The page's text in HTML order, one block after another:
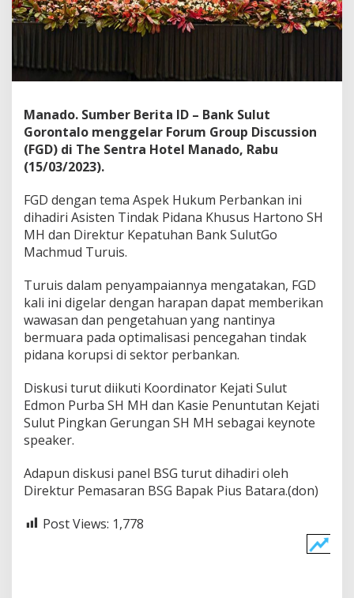
n
d
a
i
a
n
a
K
u
p
s
i
S
e
k
t
o
r
r
b
a
n
Manado. Sumber Berita ID – Bank Sulut
Gorontalo menggelar Forum Group Discussion
(FGD) di The Sentra Hotel Manado, Rabu
(15/03/2023).
FGD dengan tema Aspek Hukum Perbankan ini
dihadiri Asisten Tindak Pidana Khusus Hartono SH
MH dan Direktur Kepatuhan Bank SulutGo
Machmud Turuis.
Turuis dalam penyampaiannya mengatakan, FGD
kali ini digelar dengan harapan dapat memberikan
wawasan dan pengetahuan yang nantinya
bermuara pada optimalisasi pencegahan tindak
pidana korupsi di sektor perbankan.
Diskusi turut diikuti Koordinator Kejati Sulut
Edmon Purba SH MH dan Kasie Penuntutan Kejati
Sulut Pingkan Gerungan SH MH sebagai keynote
speaker.
Adapun diskusi panel BSG turut dihadiri oleh
Direktur Pemasaran BSG Bapak Pius Batara.(don)
Post Views: 1,778